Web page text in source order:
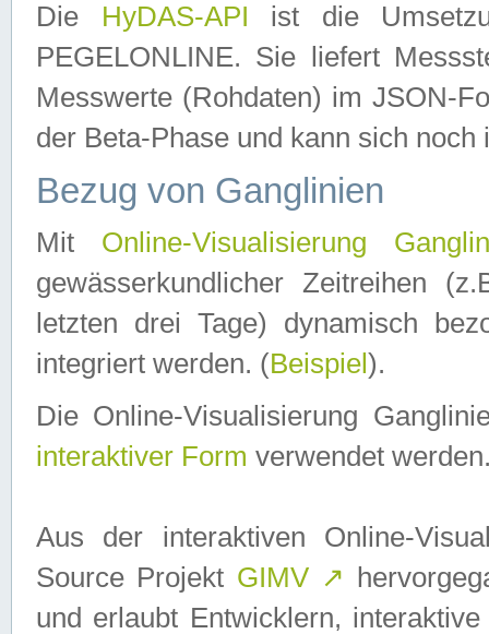
Die HyDAS-API ist die
PEGELONLINE. Sie liefert
Messwerte (Rohdaten) im JSON-
der Beta-Phase und kann sich noch
Bezug von Ganglinien
Mit Online-Visualisierung
gewässerkundlicher Zeitreihen
letzten drei Tage) dynamisch
integriert werden. (Beispiel ).
Die Online-Visualisierung
interaktiver Form verwendet
Aus der interaktiven Online-
Source Projekt GIMV ↗
und erlaubt Entwicklern,